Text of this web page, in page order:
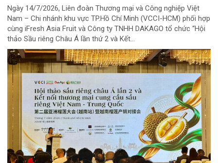
Ngày 14/7/2026, Liên đoàn Thương mại và Công nghiệp Việt
Nam – Chi nhánh khu vực TP.Hồ Chí Minh (VCCI-HCM) phối hợp
cùng iFresh Asia Fruit và Công ty TNHH DAKAGO tổ chức “Hội
thảo Sầu riêng Châu Á lần thứ 2 và Kết...